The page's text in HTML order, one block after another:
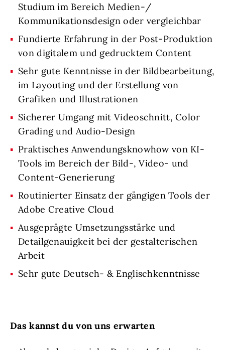
Studium im Bereich Medien-/
Kommunikationsdesign oder vergleichbar
Fundierte Erfahrung in der Post-Produktion
von digitalem und gedrucktem Content
Sehr gute Kenntnisse in der Bildbearbeitung,
im Layouting und der Erstellung von
Grafiken und Illustrationen
Sicherer Umgang mit Videoschnitt, Color
Grading und Audio-Design
Praktisches Anwendungsknowhow von KI-
Tools im Bereich der Bild-, Video- und
Content-Generierung
Routinierter Einsatz der gängigen Tools der
Adobe Creative Cloud
Ausgeprägte Umsetzungsstärke und
Detailgenauigkeit bei der gestalterischen
Arbeit
Sehr gute Deutsch- & Englischkenntnisse
Das kannst du von uns erwarten